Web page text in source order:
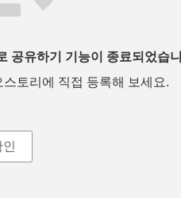
공유하기 기능이 종료되었습
토리에 직접 등록해 보세요.